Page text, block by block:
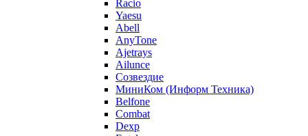
Racio
Yaesu
Abell
AnyTone
Ajetrays
Ailunce
Созвездие
МиниКом (Информ Техника)
Belfone
Combat
Dexp